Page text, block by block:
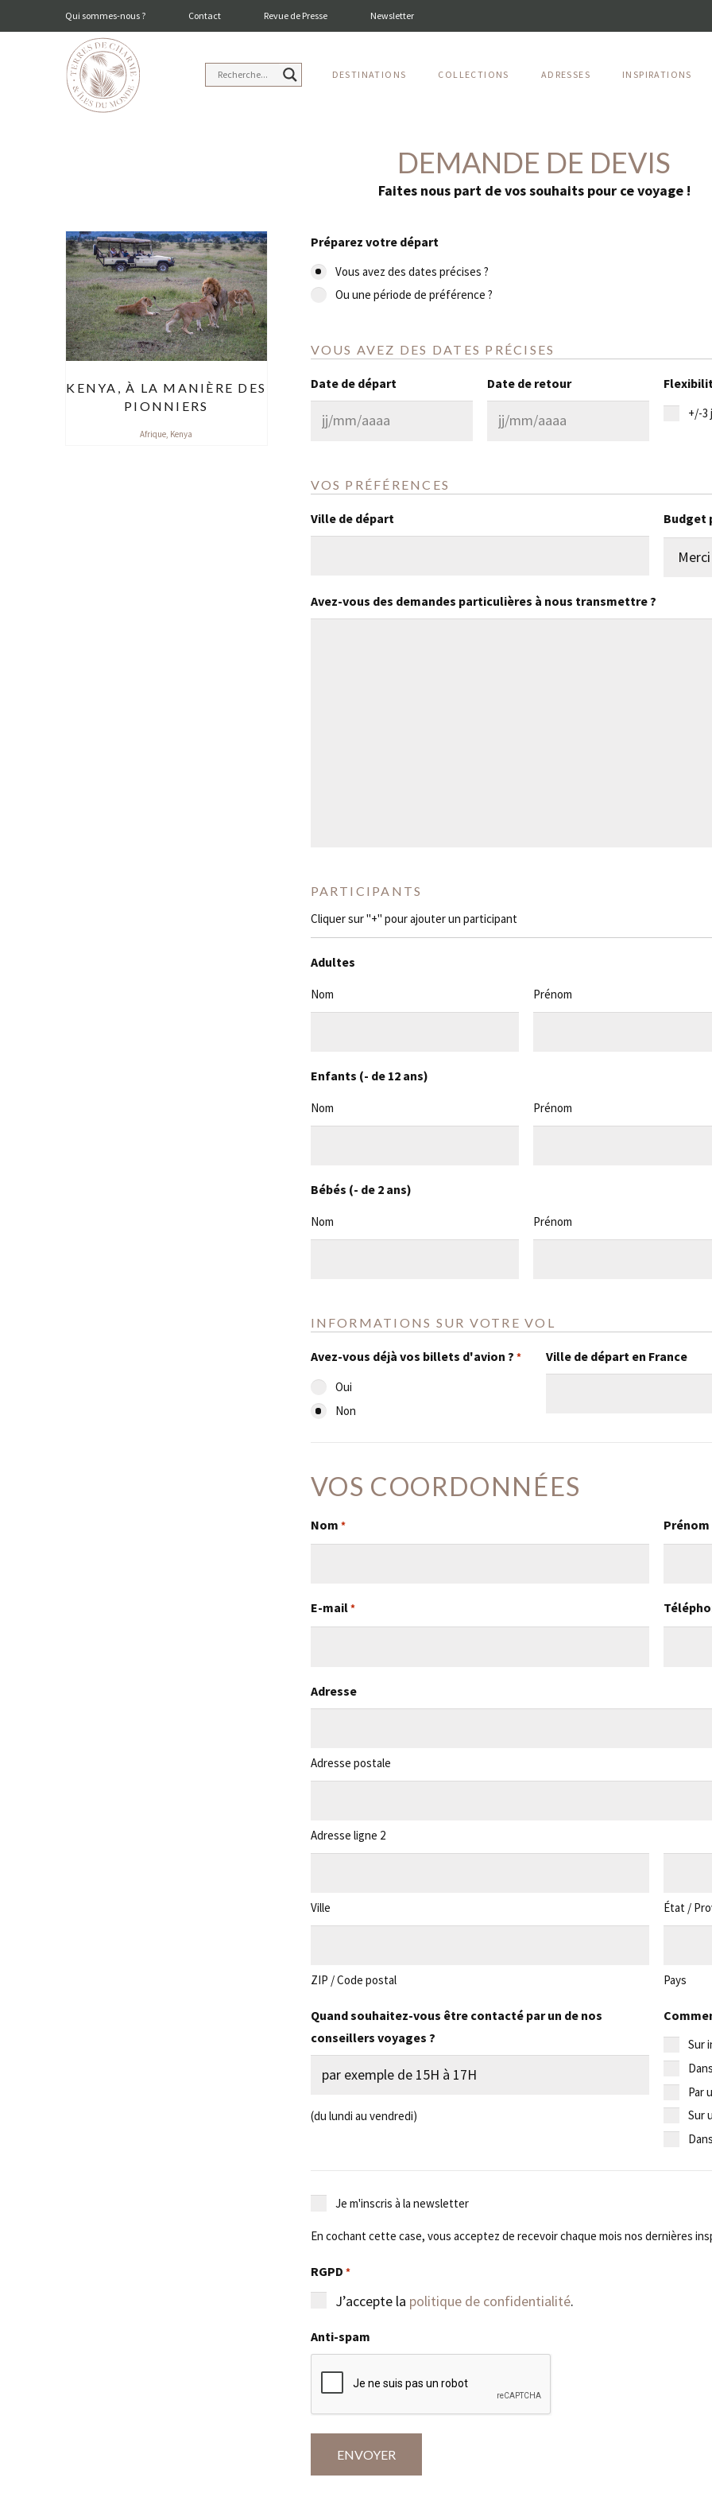
Qui sommes-nous ? Contact Revue de Presse Newsletter
DESTINATIONS COLLECTIONS ADRESSES INSPIRATIONS
DEMANDE DE DEVIS
Faites nous part de vos souhaits pour ce voyage !
KENYA, À LA MANIÈRE DES
PIONNIERS
Afrique, Kenya
Préparez votre départ
Vous avez des dates précises ?
Ou une période de préférence ?
VOUS AVEZ DES DATES PRÉCISES
Date de départ
JJ
slash
AAAA
Date de retour
JJ
slash
+/-3
VOS PRÉFÉRENCES
Ville de départ Budget
Avez-vous des demandes particulières à nous transmettre ?
PARTICIPANTS
Cliquer sur "+" pour ajouter un participant
Adultes
Nom Prénom
Enfants (- de 12 ans)
Nom Prénom
Bébés (- de 2 ans)
Nom Prénom
INFORMATIONS SUR VOTRE VOL
Avez-vous déjà vos billets d'avion ? *
Oui
Non
Ville de départ en France
VOS COORDONNÉES
Nom * Prénom
E-mail *
Adresse
Adresse postale
Adresse ligne 2
Ville État /
ZIP / Code postal Pays
Quand souhaitez-vous être contacté par un de nos
conseillers voyages ?
(du lundi au vendredi)
Sur
Par
Sur
à
la
newsletter
Je m'inscris à la newsletter
En cochant cette case, vous acceptez de recevoir chaque mois nos dernières
RGPD *
J’accepte la politique de confidentialité.
Anti-spam